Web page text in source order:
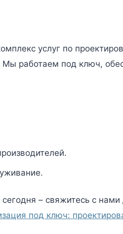
услуг по
работаем под ключ,
– свяжитесь с нами
под ключ: